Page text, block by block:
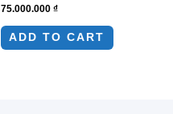
Rated
0
out
of
75.000.000 ₫
ADD TO CART